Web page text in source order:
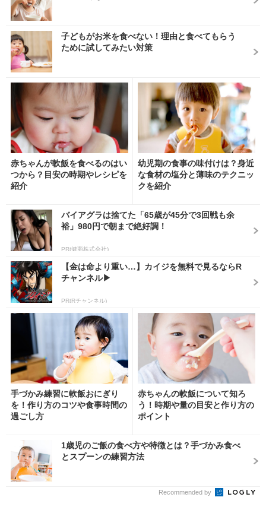
子どもがお米を食べない！理由と食べてもらう
ために試してみたい対策
赤ちゃんが軟飯を食べるのはい
つから？目安の時期やレシピを
紹介
幼児期の食事の味付けは？身近
な食材の塩分と薄味のテクニッ
クを紹介
バイアグラは捨てた「65歳が45分で3回戦も余
裕」980円で朝まで絶好調！
PR(健商株式会社)
【金は命より重い…】カイジを無料で見るならR
チャンネル▶︎
PR(Rチャンネル)
手づかみ練習に軟飯おにぎり
を！作り方のコツや食事時間の
過ごし方
赤ちゃんの軟飯について知ろ
う！時期や量の目安と作り方の
ポイント
1歳児のご飯の食べ方や特徴とは？手づかみ食べ
とスプーンの練習方法
Recommended by